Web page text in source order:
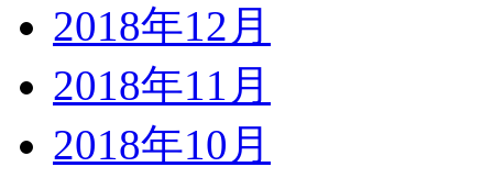
2018年12月
2018年11月
2018年10月